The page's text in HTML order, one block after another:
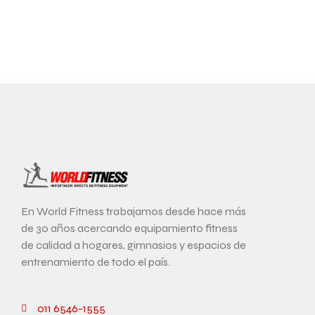
En World Fitness trabajamos desde hace más
de 30 años acercando equipamiento fitness
de calidad a hogares, gimnasios y espacios de
entrenamiento de todo el país.
011 6546-1555